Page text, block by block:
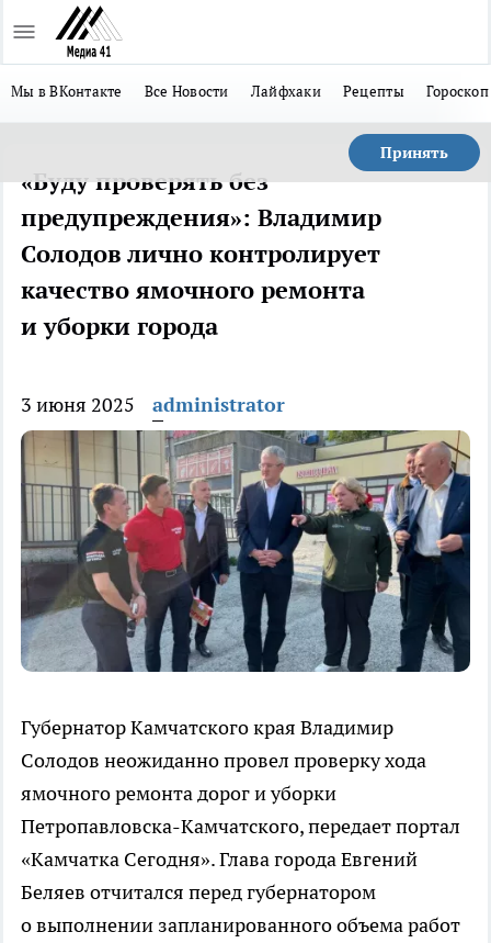
Мы в ВКонтакте Все Новости Лайфхаки Рецепты Гороскоп
Принять
«Буду проверять без
предупреждения»: Владимир
Солодов лично контролирует
качество ямочного ремонта
и уборки города
3 июня 2025 administrator
Губернатор Камчатского края Владимир
Солодов неожиданно провел проверку хода
ямочного ремонта дорог и уборки
Петропавловска-Камчатского, передает портал
«Камчатка Сегодня». Глава города Евгений
Беляев отчитался перед губернатором
о выполнении запланированного объема работ